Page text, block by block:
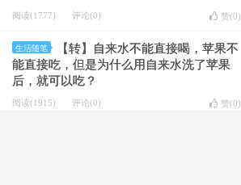
阅读(1777) 评论(0) 赞(0)
生活随笔
【转】自来水不能直接喝，苹果不
能直接吃，但是为什么用自来水洗了苹果
后，就可以吃？
阅读(1915) 评论(0) 赞(0)